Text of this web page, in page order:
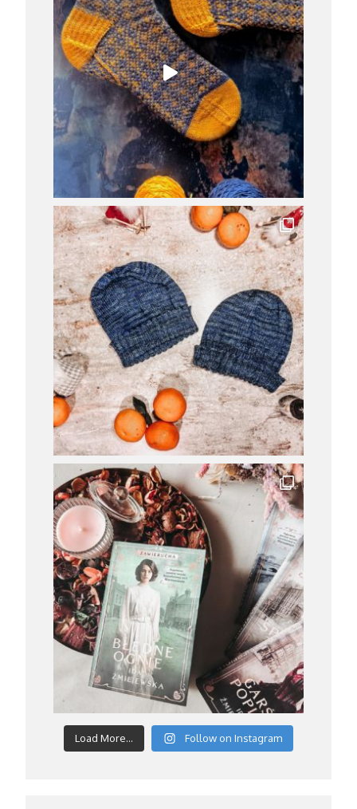
Load More... Follow on Instagram